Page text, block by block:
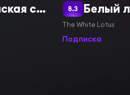
Американская семейка 8.3 Белый
The White Lotus
Подписка